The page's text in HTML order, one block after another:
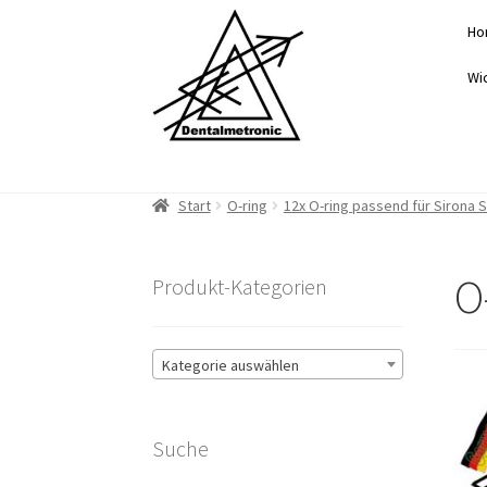
Navigation
springen
springen
Start
O-ring 12x O-ring passend für Sirona
Produkt-Kategorien
Kategorie auswählen
Suche